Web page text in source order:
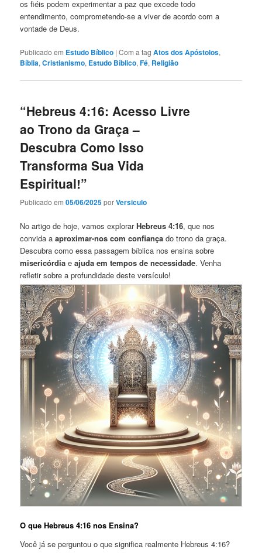
os fiéis podem experimentar a paz que excede todo
entendimento, comprometendo-se a viver de acordo com a
vontade de Deus.
Publicado em Estudo Bíblico |Com a tagAtos dos Apóstolos,
Bíblia,Cristianismo, Estudo Bíblico,Fé, Religião
“Hebreus 4:16: Acesso Livre
ao Trono da Graça –
Descubra Como Isso
Transforma Sua Vida
Espiritual!”
Publicado em05/06/2025porVersiculo
No artigo de hoje, vamos explorarHebreus 4:16, que nos
convida aaproximar-nos com confiança do trono da graça.
Descubra como essa passagem bíblica nos ensina sobre
misericórdia eajuda em tempos de necessidade. Venha
refletir sobre a profundidade deste versículo!
O que Hebreus 4:16 nos Ensina?
Você já se perguntou o que significa realmente Hebreus 4:16?